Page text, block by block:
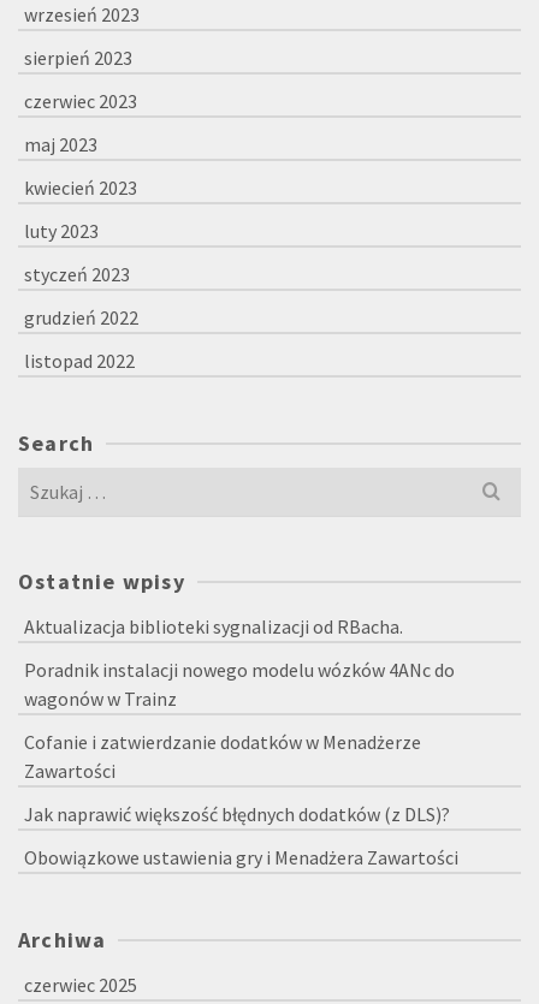
wrzesień 2023
sierpień 2023
czerwiec 2023
maj 2023
kwiecień 2023
luty 2023
styczeń 2023
grudzień 2022
listopad 2022
Search
Szukaj
Ostatnie wpisy
Aktualizacja biblioteki sygnalizacji od RBacha.
Poradnik instalacji nowego modelu wózków 4ANc do
wagonów w Trainz
Cofanie i zatwierdzanie dodatków w Menadżerze
Zawartości
Jak naprawić większość błędnych dodatków (z DLS)?
Obowiązkowe ustawienia gry i Menadżera Zawartości
Archiwa
czerwiec 2025